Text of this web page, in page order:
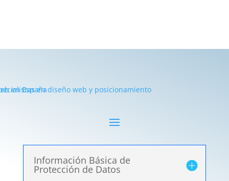
Información Básica de
Protección de Datos